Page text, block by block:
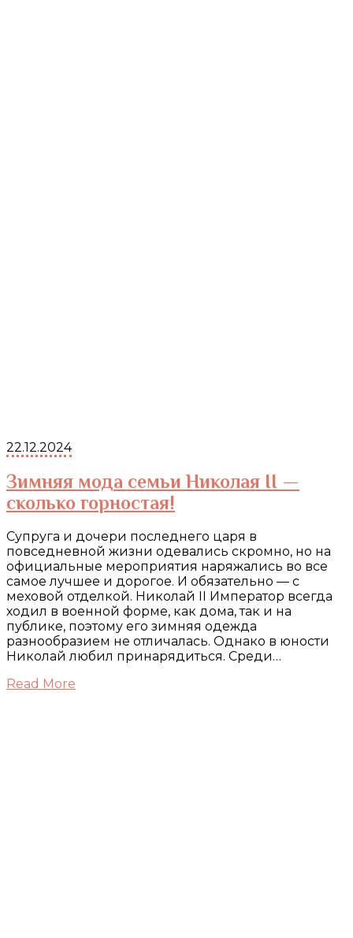
22.12.2024
Зимняя мода семьи Николая II —
сколько горностая!
Супруга и дочери последнего царя в
повседневной жизни одевались скромно, но на
официальные мероприятия наряжались во все
самое лучшее и дорогое. И обязательно — с
меховой отделкой. Николай II Император всегда
ходил в военной форме, как дома, так и на
публике, поэтому его зимняя одежда
разнообразием не отличалась. Однако в юности
Николай любил принарядиться. Среди…
Read More